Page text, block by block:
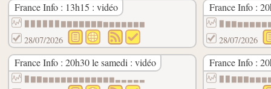
France Info : 13h15 : vidéo
▉▉▉▉▉▉▇▇▇▇▇▇▇▆▆▆▆▆▆▆
28/07/2026
France Info :
28/07/2026
France Info : 20h30 le samedi : vidéo
▉▇▇▆▆▆▆▆▆▆▆▆▆▆▆▃▃▃▃▃
France Info :